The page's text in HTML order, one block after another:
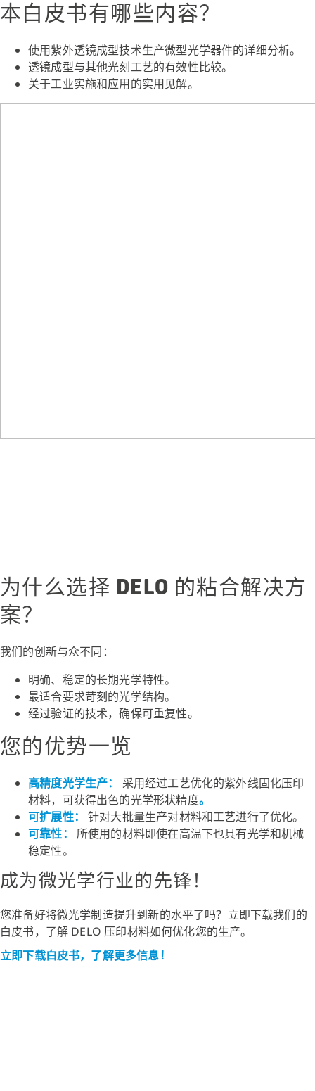
本白皮书有哪些内容？
使用紫外透镜成型技术生产微型光学器件的详细分析。
透镜成型与其他光刻工艺的有效性比较。
关于工业实施和应用的实用见解。
为什么选择 DELO 的粘合解决方
案？
我们的创新与众不同：
明确、稳定的长期光学特性。
最适合要求苛刻的光学结构。
经过验证的技术，确保可重复性。
您的优势一览
高精度光学生产： 采用经过工艺优化的紫外线固化压印
材料，可获得出色的光学形状精度。
可扩展性：针对大批量生产对材料和工艺进行了优化。
可靠性： 所使用的材料即使在高温下也具有光学和机械
稳定性。
成为微光学行业的先锋！
您准备好将微光学制造提升到新的水平了吗？立即下载我们的
白皮书，了解 DELO 压印材料如何优化您的生产。
立即下载白皮书，了解更多信息！